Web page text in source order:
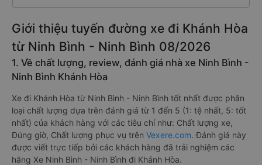
Giới thiệu tuyến đường xe đi Khánh Hòa
từ Ninh Bình - Ninh Bình 08/2026
1. Về chất lượng, review, đánh giá nhà xe Ninh Bình -
Ninh Bình Khánh Hòa
Xe đi Khánh Hòa từ Ninh Bình - Ninh Bình tốt nhất được phân
loại chất lượng dựa trên đánh giá từ 1 đến 5 (1: tệ nhất, 5: tốt
nhất) của khách hàng với các tiêu chí như: Chất lượng xe,
Đúng giờ, Chất lượng phục vụ trên Vexere.com. Đánh giá này
được viết trực tiếp bởi các khách hàng đã trải nghiệm các
hãng Xe Ninh Bình - Ninh Bình đi Khánh Hòa.